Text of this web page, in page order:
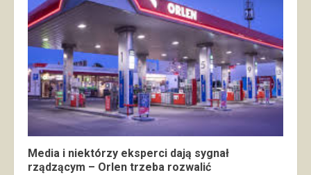
Media i niektórzy eksperci dają sygnał
rządzącym – Orlen trzeba rozwalić